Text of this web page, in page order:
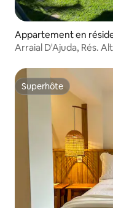
Appartement en
Arraial D'Ajuda, Rés.
Superhôte
Superhôte